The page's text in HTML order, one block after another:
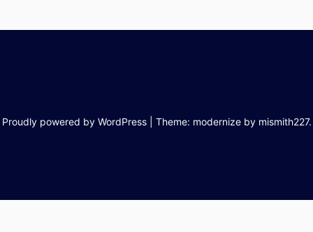
Proudly powered by WordPress Theme: modernize by mismith227.